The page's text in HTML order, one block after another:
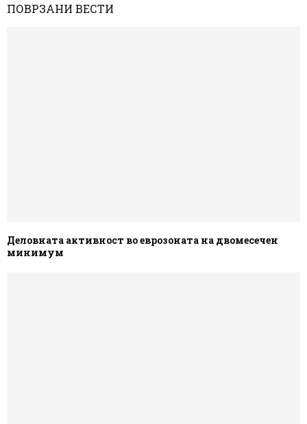
ПОВРЗАНИ ВЕСТИ
Деловната активност во еврозоната на двомесечен
минимум